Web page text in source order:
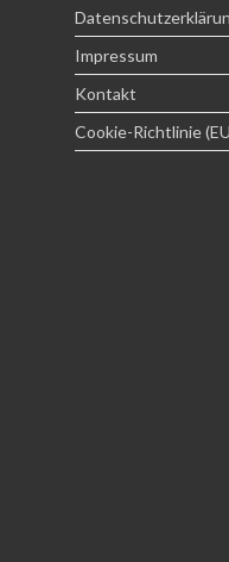
Impressum
Kontakt
Cookie-Richtlinie